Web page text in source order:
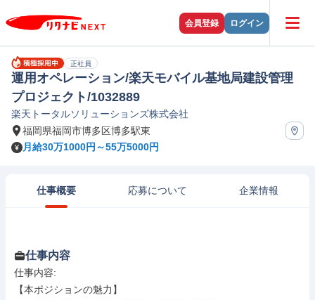
会員登録 ログイン
正社員
運用オペレーション/楽天モバイル基地局建設管理
プロジェクト/1032889
楽天トータルソリューションズ株式会社
福岡県福岡市博多区博多駅東
月給30万1000円～55万5000円
仕事概要 応募について 企業情報
仕事内容
仕事内容:
【本ポジションの魅力】